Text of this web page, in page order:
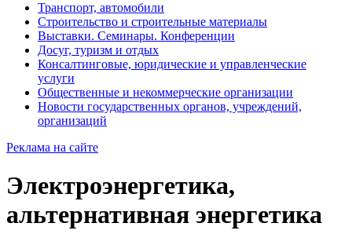
Транспорт, автомобили
Строительство и строительные материалы
Выставки. Семинары. Конференции
Досуг, туризм и отдых
Консалтинговые, юридические и управленческие
услуги
Общественные и некоммерческие организации
Новости государственных органов, учреждений,
организаций
Реклама на сайте
Электроэнергетика,
альтернативная энергетика